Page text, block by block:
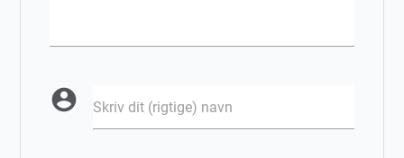
account_circle Skriv dit (rigtige) navn